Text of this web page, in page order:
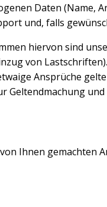
Daten (Name,
und, falls
hiervon sind
von
Ansprüche
Ihnen gemachten